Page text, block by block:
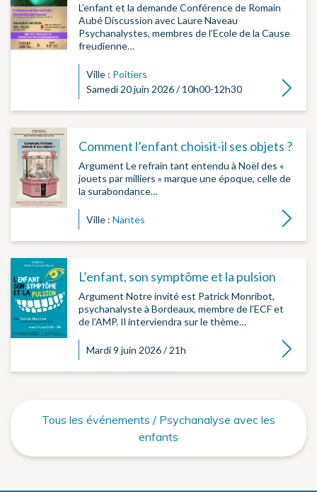
L’enfant et la demande Conférence de Romain
Aubé Discussion avec Laure Naveau
Psychanalystes, membres de l’Ecole de la Cause
freudienne…
Ville : Poitiers
Samedi 20 juin 2026 / 10h00-12h30
Lire la
Comment l’enfant choisit-il ses objets ?
Argument Le refrain tant entendu à Noël des «
jouets par milliers » marque une époque, celle de
la surabondance…
Ville : Nantes Lire la
L’enfant, son symptôme et la pulsion
Argument Notre invité est Patrick Monribot,
psychanalyste à Bordeaux, membre de l’ECF et
de l’AMP. Il interviendra sur le thème…
Mardi 9 juin 2026 / 21h Lire la
Tous les événements / Psychanalyse avec les
enfants